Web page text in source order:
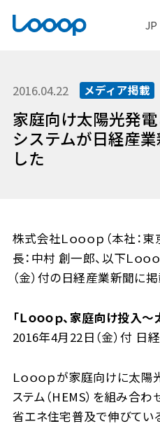
JP
2016.04.22 メディア掲載
家庭向け太陽光発
システムが日経産
した
株式会社Ｌｏｏｏｐ（本社：
長：中村 創一郎、以下Ｌｏｏ
（金）付の日経産業新聞に掲
「Ｌｏｏｏｐ、家庭向け投入
2016年4月22日（金）付 日
Ｌｏｏｏｐが家庭向けに太
ステム（HEMS）を組み合
省エネ住宅普及で伸びて